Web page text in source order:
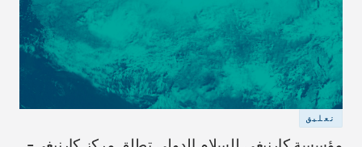
تعليق